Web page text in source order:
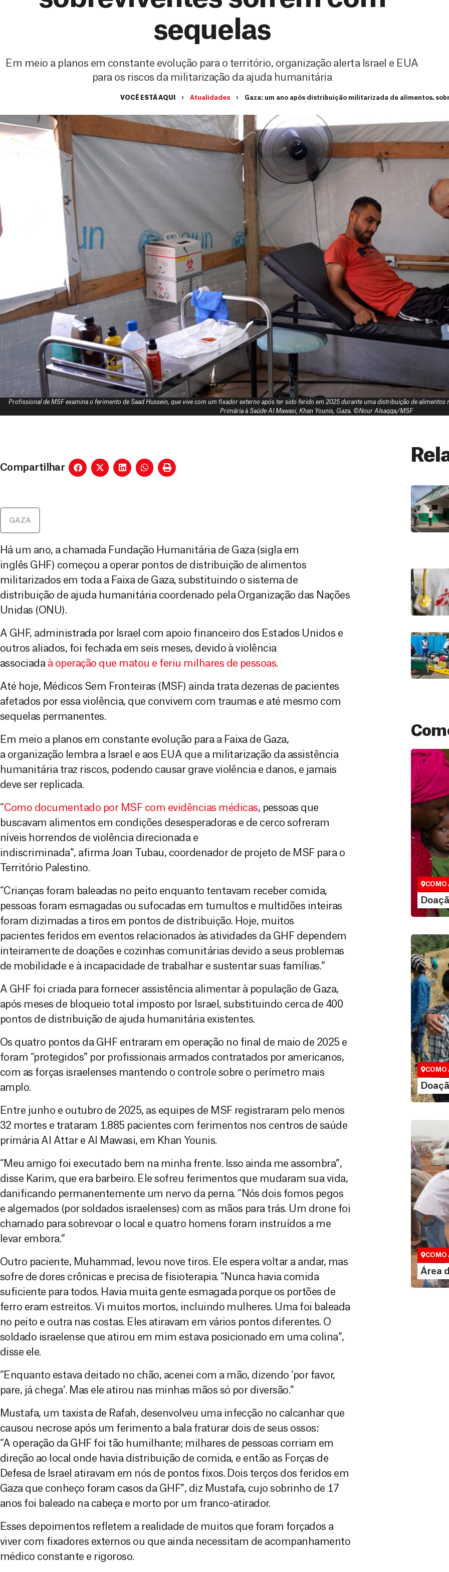
sequelas
Em meio a planos em constante evolução para o território, organização alerta Israel e EUA
para os riscos da militarização da ajuda humanitária
VOCÊ ESTÁ AQUI Atualidades Gaza: um ano após distribuição militarizada de alimentos,
Profissional de MSF examina o ferimento de Saad Hussein, que vive com um fixador externo após ter sido ferido em 2025 durante uma distribuição de alimentos
Primária à Saúde Al Mawasi, Khan Younis, Gaza. ©Nour Alsaqqa/MSF
Compartilhar
GAZA
Há um ano, a chamada Fundação Humanitária de Gaza (sigla em
inglês GHF) começou a operar pontos de distribuição de alimentos
militarizados em toda a Faixa de Gaza, substituindo o sistema de
distribuição de ajuda humanitária coordenado pela Organização das Nações
Unidas (ONU).
A GHF, administrada por Israel com apoio financeiro dos Estados Unidos e
outros aliados, foi fechada em seis meses, devido à violência
associada à operação que matou e feriu milhares de pessoas.
Até hoje, Médicos Sem Fronteiras (MSF) ainda trata dezenas de pacientes
afetados por essa violência, que convivem com traumas e até mesmo com
sequelas permanentes.
Em meio a planos em constante evolução para a Faixa de Gaza,
a organização lembra a Israel e aos EUA que a militarização da assistência
humanitária traz riscos, podendo causar grave violência e danos, e jamais
deve ser replicada.
“Como documentado por MSF com evidências médicas, pessoas que
buscavam alimentos em condições desesperadoras e de cerco sofreram
níveis horrendos de violência direcionada e
indiscriminada”, afirma Joan Tubau, coordenador de projeto de MSF para o
Território Palestino.
“Crianças foram baleadas no peito enquanto tentavam receber comida,
pessoas foram esmagadas ou sufocadas em tumultos e multidões inteiras
foram dizimadas a tiros em pontos de distribuição. Hoje, muitos
pacientes feridos em eventos relacionados às atividades da GHF dependem
inteiramente de doações e cozinhas comunitárias devido a seus problemas
de mobilidade e à incapacidade de trabalhar e sustentar suas famílias.”
A GHF foi criada para fornecer assistência alimentar à população de Gaza,
após meses de bloqueio total imposto por Israel, substituindo cerca de 400
pontos de distribuição de ajuda humanitária existentes.
Os quatro pontos da GHF entraram em operação no final de maio de 2025 e
foram “protegidos” por profissionais armados contratados por americanos,
com as forças israelenses mantendo o controle sobre o perímetro mais
amplo.
Entre junho e outubro de 2025, as equipes de MSF registraram pelo menos
32 mortes e trataram 1.885 pacientes com ferimentos nos centros de saúde
primária Al Attar e Al Mawasi, em Khan Younis.
“Meu amigo foi executado bem na minha frente. Isso ainda me assombra”,
disse Karim, que era barbeiro. Ele sofreu ferimentos que mudaram sua vida,
danificando permanentemente um nervo da perna. “Nós dois fomos pegos
e algemados (por soldados israelenses) com as mãos para trás. Um drone foi
chamado para sobrevoar o local e quatro homens foram instruídos a me
levar embora.”
Outro paciente, Muhammad, levou nove tiros. Ele espera voltar a andar, mas
sofre de dores crônicas e precisa de fisioterapia. “Nunca havia comida
suficiente para todos. Havia muita gente esmagada porque os portões de
ferro eram estreitos. Vi muitos mortos, incluindo mulheres. Uma foi baleada
no peito e outra nas costas. Eles atiravam em vários pontos diferentes. O
soldado israelense que atirou em mim estava posicionado em uma colina”,
disse ele.
“Enquanto estava deitado no chão, acenei com a mão, dizendo ‘por favor,
pare, já chega’. Mas ele atirou nas minhas mãos só por diversão.”
Mustafa, um taxista de Rafah, desenvolveu uma infecção no calcanhar que
causou necrose após um ferimento a bala fraturar dois de seus ossos:
“A operação da GHF foi tão humilhante; milhares de pessoas corriam em
direção ao local onde havia distribuição de comida, e então as Forças de
Defesa de Israel atiravam em nós de pontos fixos. Dois terços dos feridos em
Gaza que conheço foram casos da GHF”, diz Mustafa, cujo sobrinho de 17
anos foi baleado na cabeça e morto por um franco-atirador.
Esses depoimentos refletem a realidade de muitos que foram forçados a
viver com fixadores externos ou que ainda necessitam de acompanhamento
médico constante e rigoroso.
Doação
São as
que nos
vidas em
COMO
Você
maneiras,
valor que
COMO
Área
Espaço
COMO
Área